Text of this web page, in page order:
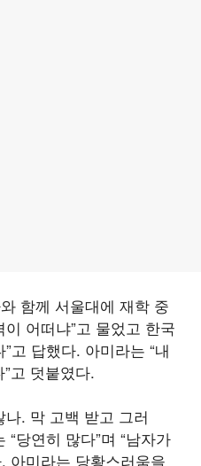
함께 서울대에 재학 중
어떠냐”고 물었고 한국
고 답했다. 아미라는 “내
고 덧붙였다.
나. 막 고백 받고 그러
당연히 많다”며 “남자가
아미라는 당황스러움을